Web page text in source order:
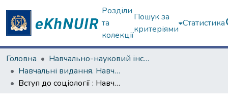
Розділи
та
колекції
Пошук за
критеріями
Статистика
Головна
Навчально-науковий інститут соціології та медіакомунікацій
Навчальні видання. Навчально-науковий інститут соціології та медіакомунікацій
Вступ до соціології : Навчальний посібник